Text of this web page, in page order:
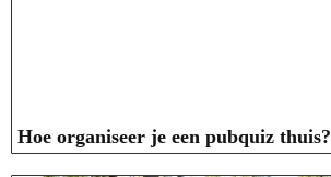
Hoe organiseer je een pubquiz thuis?